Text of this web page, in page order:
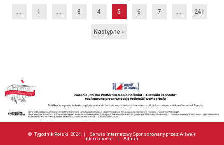
1 3 4 5 6 7 241
Następne »
© Tygodnik Polski 2024 |
Serwis Internetowy Sponsorowany przez Allwelt
International
| Admin